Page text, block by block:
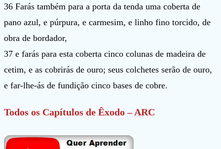
36 Farás também para a porta da tenda uma coberta de
pano azul, e púrpura, e carmesim, e linho fino torcido, de
obra de bordador,
37 e farás para esta coberta cinco colunas de madeira de
cetim, e as cobrirás de ouro; seus colchetes serão de ouro,
e far-lhe-ás de fundição cinco bases de cobre.
Todos os Capítulos de Êxodo–ARC